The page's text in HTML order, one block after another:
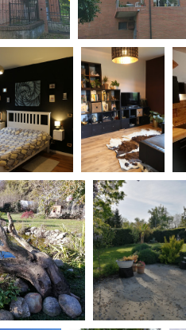
regionale
sociale
Amministrazione trasparente
e gare
ambientale
generali
scouting
nella sede FCTP
Casting
Paolo Tenna
FUNDS
Film Tv Fund
Film Tv Development Fund
Doc Film Fund